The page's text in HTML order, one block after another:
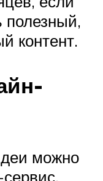
полезный,
контент.
можно